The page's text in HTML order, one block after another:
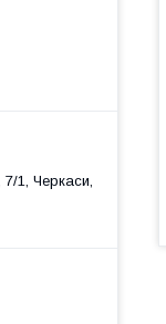
1, Черкаси,